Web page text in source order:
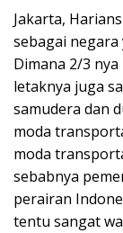
Jakarta,
sebagai
Dimana 2/3
letaknya juga
samudera dan
moda
moda
sebabnya
perairan
tentu sangat